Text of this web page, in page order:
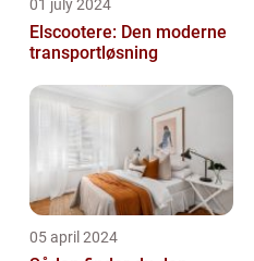
01 july 2024
Elscootere: Den moderne
transportløsning
05 april 2024